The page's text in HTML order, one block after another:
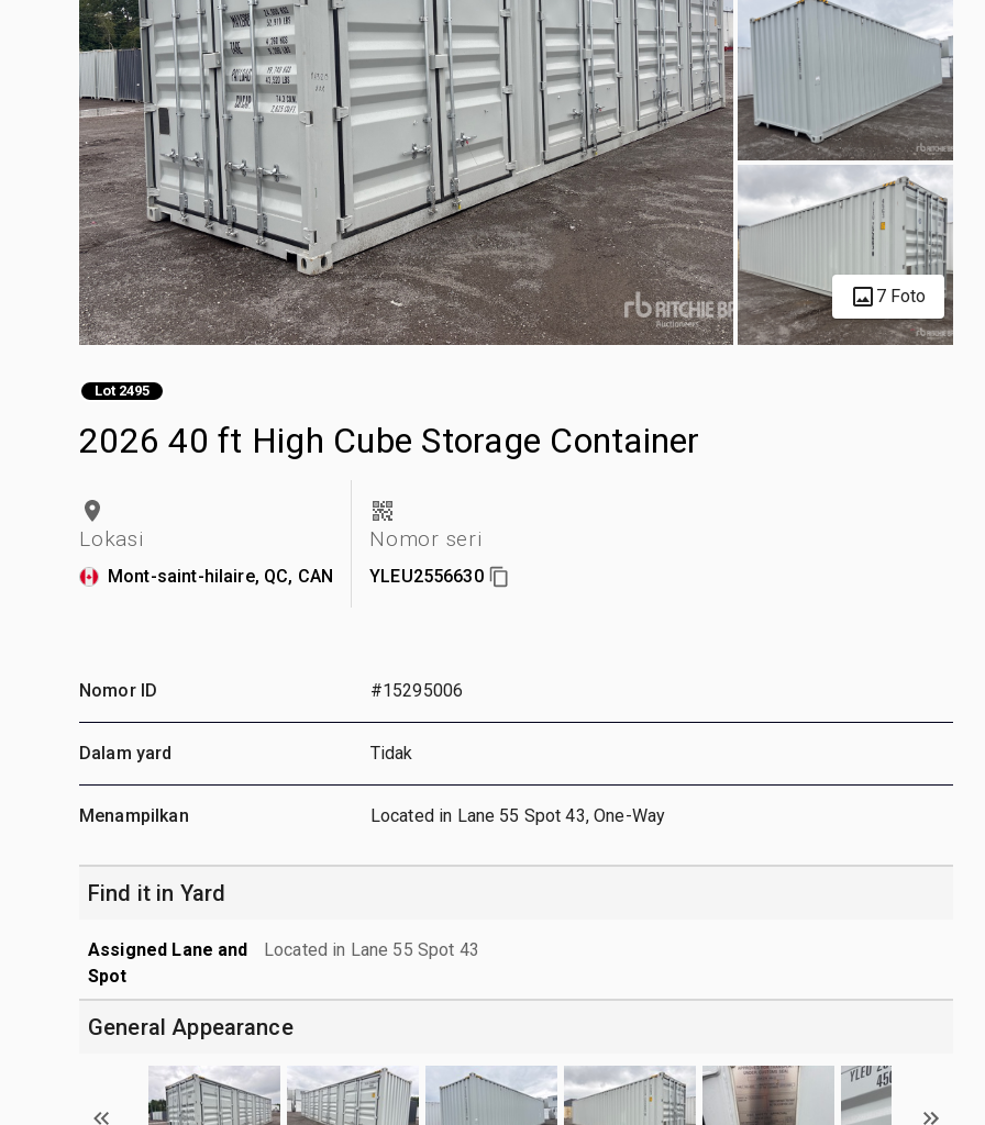
7 Foto
Lot 2495
2026 40 ft High Cube Storage Container
Lokasi
Mont-saint-hilaire, QC, CAN
Nomor seri
YLEU2556630
Nomor ID #15295006
Dalam yard Tidak
Menampilkan Located in Lane 55 Spot 43, One-Way
Find it in Yard
Assigned Lane and
Spot
Located in Lane 55 Spot 43
General Appearance